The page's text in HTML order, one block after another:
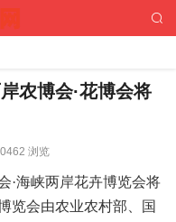
农博会·花博会将
浏览
·海峡两岸花卉博览会将
览会由农业农村部、国